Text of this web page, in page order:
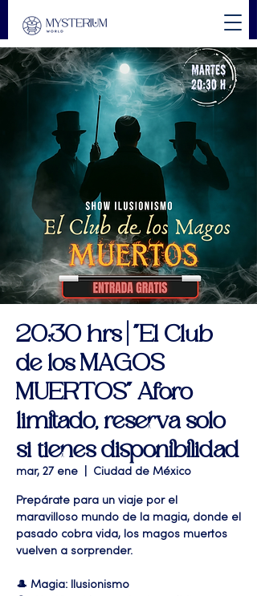
20:30 hrs | "El Club
de los MAGOS
MUERTOS" Aforo
limitado, reserva solo
si tienes disponibilidad
mar, 27 ene Ciudad de México
Prepárate para un viaje por el
maravilloso mundo de la magia, donde el
pasado cobra vida, los magos muertos
vuelven a sorprender.
🎩 Magia: Ilusionismo